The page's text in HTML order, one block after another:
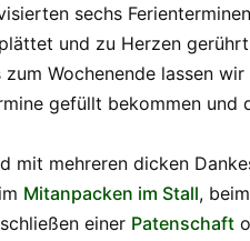
sechs
und zu Herzen
zum Wochenende lassen
gefüllt bekommen und
mit mehreren dicken
Mitanpacken im Stall, beim
einer Patenschaft